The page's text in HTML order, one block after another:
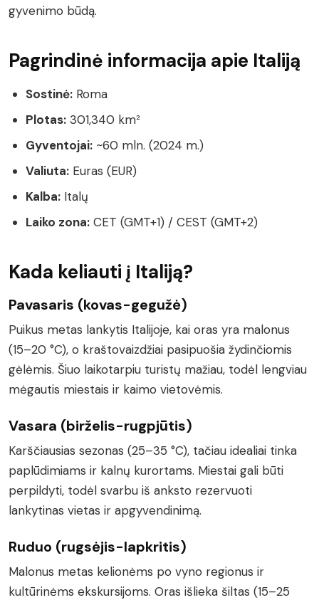
gyvenimo būdą.
Pagrindinė informacija apie Italiją
Sostinė: Roma
Plotas: 301,340 km²
Gyventojai: ~60 mln. (2024 m.)
Valiuta: Euras (EUR)
Kalba: Italų
Laiko zona: CET (GMT+1) / CEST (GMT+2)
Kada keliauti į Italiją?
Pavasaris (kovas-gegužė)
Puikus metas lankytis Italijoje, kai oras yra malonus
(15–20 °C), o kraštovaizdžiai pasipuošia žydinčiomis
gėlėmis. Šiuo laikotarpiu turistų mažiau, todėl lengviau
mėgautis miestais ir kaimo vietovėmis.
Vasara (birželis-rugpjūtis)
Karščiausias sezonas (25–35 °C), tačiau idealiai tinka
paplūdimiams ir kalnų kurortams. Miestai gali būti
perpildyti, todėl svarbu iš anksto rezervuoti
lankytinas vietas ir apgyvendinimą.
Ruduo (rugsėjis-lapkritis)
Malonus metas kelionėms po vyno regionus ir
kultūrinėms ekskursijoms. Oras išlieka šiltas (15–25